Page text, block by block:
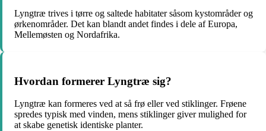
Lyngtræ trives i tørre og saltede habitater såsom kystområder og
ørkenområder. Det kan blandt andet findes i dele af Europa,
Mellemøsten og Nordafrika.
Hvordan formerer Lyngtræ sig?
Lyngtræ kan formeres ved at så frø eller ved stiklinger. Frøene
spredes typisk med vinden, mens stiklinger giver mulighed for
at skabe genetisk identiske planter.